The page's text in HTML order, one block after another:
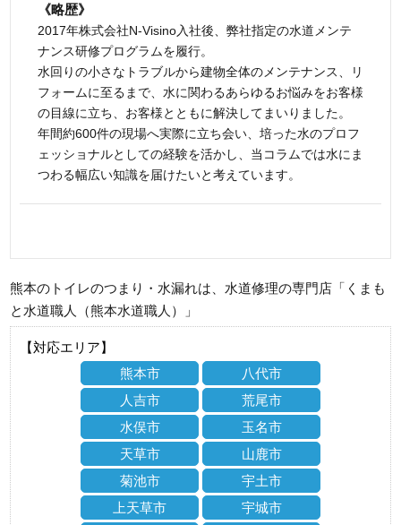
《略歴》
2017年株式会社N-Visino入社後、弊社指定の水道メンテ
ナンス研修プログラムを履行。
水回りの小さなトラブルから建物全体のメンテナンス、リ
フォームに至るまで、水に関わるあらゆるお悩みをお客様
の目線に立ち、お客様とともに解決してまいりました。
年間約600件の現場へ実際に立ち会い、培った水のプロフ
ェッショナルとしての経験を活かし、当コラムでは水にま
つわる幅広い知識を届けたいと考えています。
熊本のトイレのつまり・水漏れは、水道修理の専門店「くまも
と水道職人（熊本水道職人）」
【対応エリア】
熊本市
八代市
人吉市
荒尾市
水俣市
玉名市
天草市
山鹿市
菊池市
宇土市
上天草市
宇城市